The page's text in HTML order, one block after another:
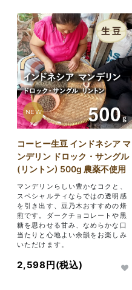
NEW
コーヒー生豆 インドネシア マ
ンデリン ドロック・サングル
(リントン) 500g 農薬不使用
マンデリンらしい豊かなコクと、
スペシャルティならではの透明感
を引き出す、豆乃木おすすめの焙
煎です。ダークチョコレートや黒
糖を思わせる甘み、なめらかな口
当たりと心地よい余韻をお楽しみ
いただけます。
2,598円(税込)